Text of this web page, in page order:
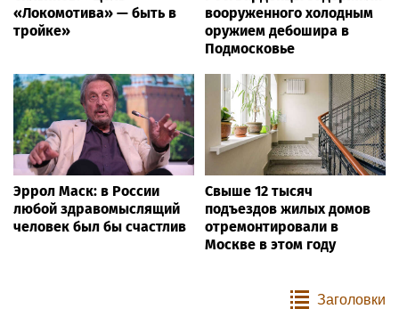
«Локомотива» — быть в
тройке»
вооруженного холодным
оружием дебошира в
Подмосковье
Эррол Маск: в России
любой здравомыслящий
человек был бы счастлив
Свыше 12 тысяч
подъездов жилых домов
отремонтировали в
Москве в этом году
Заголовки